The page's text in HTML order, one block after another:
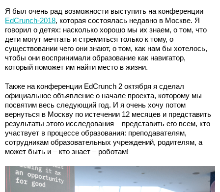
Я был очень рад возможности выступить на конференции
EdCrunch-2018, которая состоялась недавно в Москве. Я
говорил о детях: насколько хорошо мы их знаем, о том, что
дети могут мечтать и стремиться только к тому, о
существовании чего они знают, о том, как нам бы хотелось,
чтобы они воспринимали образование как навигатор,
который поможет им найти место в жизни.
Также на конференции EdCrunch 2 октября я сделал
официальное объявление о начале проекта, которому мы
посвятим весь следующий год. И я очень хочу потом
вернуться в Москву по истечении 12 месяцев и представить
результаты этого исследования – представить его всем, кто
участвует в процессе образования: преподавателям,
сотрудникам образовательных учреждений, родителям, а
может быть и – кто знает – роботам!